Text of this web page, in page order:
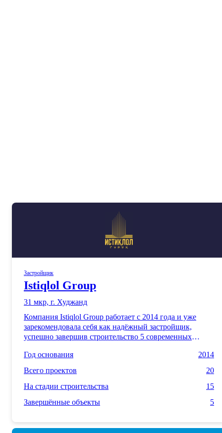
Застройщик
Istiqlol Group
31 мкр, г. Худжанд
Компания Istiqlol Group работает с 2014 года и уже
зарекомендовала себя как надёжный застройщик,
успешно завершив строительство 5 современных
уникальных проектов, которые объединяют стильный
дизайн, качество строительства и комфорт для каждой
семьи. Наши дома — это идеальное сочетание
продуманной инфраструктуры и доступной роскоши,
покупателя. С Istiqlol Group вы получаете не просто
мечты.
Год основания
2014
Всего проектов
20
На стадии строительства
15
Завершённые объекты
5